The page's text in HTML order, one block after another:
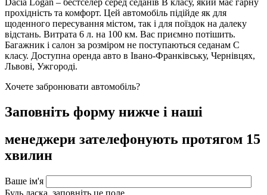
прохідність та комфорт. Цей автомобіль підійде як для
щоденного пересування містом, так і для поїздок на далеку
відстань. Витрата 6 л. на 100 км. Вас приємно потішить.
Багажник і салон за розміром не поступаються седанам C
класу. Доступна оренда авто в Івано-Франківську, Чернівцях,
Львові, Ужгороді.
Хочете забронювати автомобіль?
Заповніть форму нижче і наші
менеджери зателефонують протягом 15
хвилин
Ваше ім'я